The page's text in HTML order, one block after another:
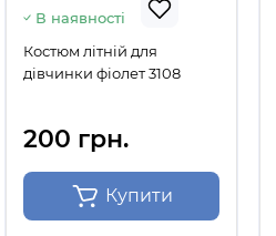
В наявності
Костюм літній для
дівчинки фіолет 3108
200 грн.
Купити